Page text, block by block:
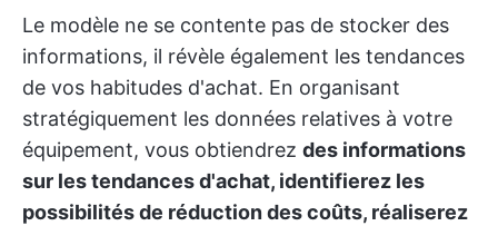
Le modèle ne se contente pas de stocker des
informations, il révèle également les tendances
de vos habitudes d'achat. En organisant
stratégiquement les données relatives à votre
équipement, vous obtiendrez des informations
sur les tendances d'achat, identifierez les
possibilités de réduction des coûts, réaliserez